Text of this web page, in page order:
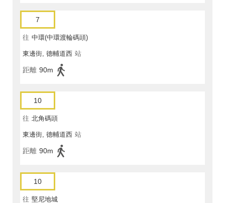
7
往 中環(中環渡輪碼頭)
東邊街, 德輔道西 站
距離 90m
10
往 北角碼頭
東邊街, 德輔道西 站
距離 90m
10
往 堅尼地城